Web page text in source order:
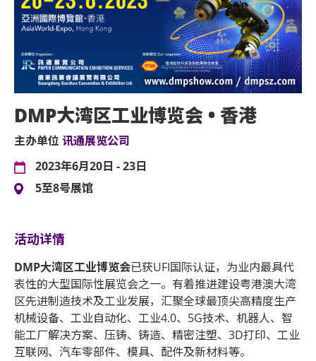
DMP大湾区工业博览会 • 香港
主办单位 讯通展览公司
2023年6月20日 - 23日
5至8号展馆
活动详情
DMP大湾区工业博览会已获UFI国际认证，为业内最具代
表性的大型国际性展览会之一。有着推进建设粤港澳大湾
区先进制造技术及工业发展，汇聚全球最顶尖高精度生产
机械设备、工业自动化、工业4.0、5G技术、机器人、智
能工厂解决方案、压铸、铸造、精密注塑、3D打印、工业
互联网、汽车零部件、模具、配件及新材料等。